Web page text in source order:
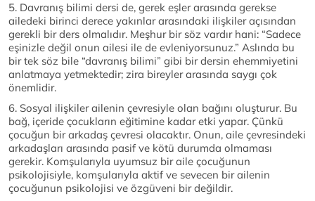
5. Davranış bilimi dersi de, gerek eşler arasında gerekse
ailedeki birinci derece yakınlar arasındaki ilişkiler açısından
gerekli bir ders olmalıdır. Meşhur bir söz vardır hani: “Sadece
eşinizle değil onun ailesi ile de evleniyorsunuz.” Aslında bu
bir tek söz bile “davranış bilimi” gibi bir dersin ehemmiyetini
anlatmaya yetmektedir; zira bireyler arasında saygı çok
önemlidir.
6. Sosyal ilişkiler ailenin çevresiyle olan bağını oluşturur. Bu
bağ, içeride çocukların eğitimine kadar etki yapar. Çünkü
çocuğun bir arkadaş çevresi olacaktır. Onun, aile çevresindeki
arkadaşları arasında pasif ve kötü durumda olmaması
gerekir. Komşularıyla uyumsuz bir aile çocuğunun
psikolojisiyle, komşularıyla aktif ve sevecen bir ailenin
çocuğunun psikolojisi ve özgüveni bir değildir.